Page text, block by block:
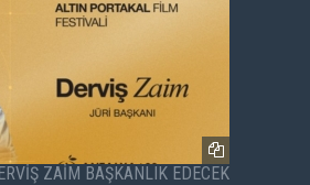
ZAİM BAŞKANLIK EDECEK